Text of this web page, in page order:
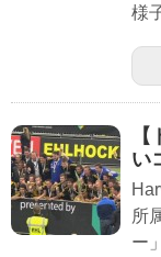
様
い
所
ー